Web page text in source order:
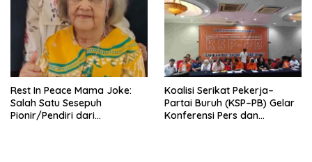
Tema: “Penguatan dan
Pengembangan Organisasi
KBI yang Berbasis Riset di
seluruh Indonesia dan
Mancanegara”.
Rest In Peace Mama Joke:
Salah Satu Sesepuh
Pionir/Pendiri dari
Koalisi Serikat Pekerja–
Partai Buruh (KSP–PB) Gelar
Konferensi Pers dan